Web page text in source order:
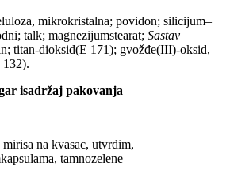
mikrokristalna; povidon; silicijum–
talk; magnezijumstearat; Sastav
titan-dioksid(E 171); gvožđe(III)-oksid,
isadržaj pakovanja
na kvasac, utvrdim,
tamnozelene